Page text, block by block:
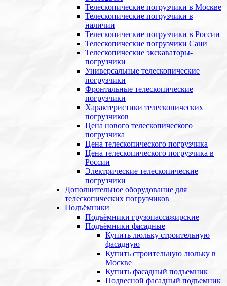
Телескопические погрузчики в Москве
Телескопические погрузчики в
наличии
Телескопические погрузчики в России
Телескопические погрузчики Сани
Телескопические экскаваторы-
погрузчики
Универсальные телескопические
погрузчики
Фронтальные телескопические
погрузчики
Характеристики телескопических
погрузчиков
Цена нового телескопического
погрузчика
Цена телескопического погрузчика
Цена телескопического погрузчика в
России
Электрические телескопические
погрузчики
Дополнительное оборудование для
телескопических погрузчиков
Подъёмники
Подъёмники грузопассажирские
Подъёмники фасадные
Купить люльку строительную
фасадную
Купить строительную люльку в
Москве
Купить фасадный подъемник
Подвесной фасадный подъемник